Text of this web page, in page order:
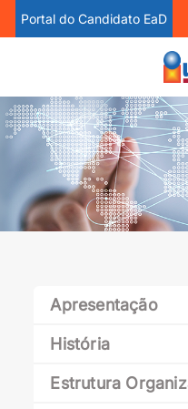
Portal do Candidato EaD
Apresentação
História
Estrutura